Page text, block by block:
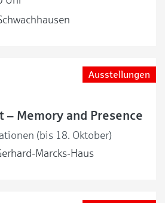
Ausstellungen
– Memory and Presence
(bis 18. Oktober)
Marcks-Haus